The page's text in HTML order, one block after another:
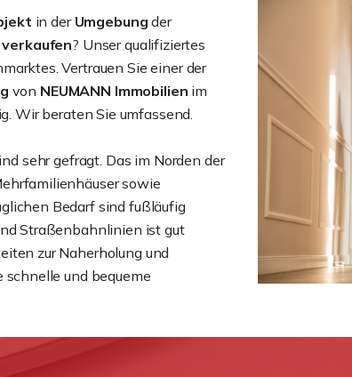
in der Umgebungder
verkaufen? Unser qualifiziertes
Vertrauen Sie einer der
von NEUMANN Immobilien im
Wir beraten Sie umfassend.
sehr gefragt. Das im Norden der
sowie
Bedarf sind fußläufig
Straßenbahnlinien ist gut
zur Naherholung und
und bequeme